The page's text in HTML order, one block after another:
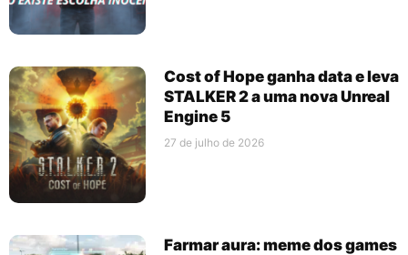
Cost of Hope ganha data e leva
STALKER 2 a uma nova Unreal
Engine 5
27 de julho de 2026
Farmar aura: meme dos games